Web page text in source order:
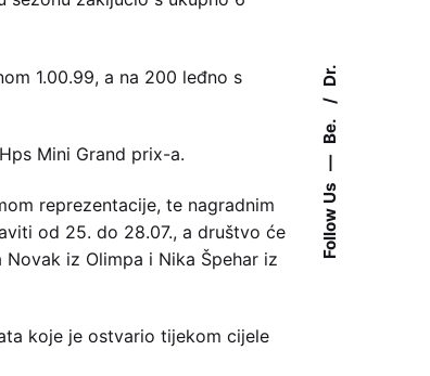
Follow Us
Be.
Dr.
1.00.99, a na 200 leđno s
Mini Grand prix-a.
reprezentacije, te nagradnim
od 25. do 28.07., a društvo će
iz Olimpa i Nika Špehar iz
koje je ostvario tijekom cijele